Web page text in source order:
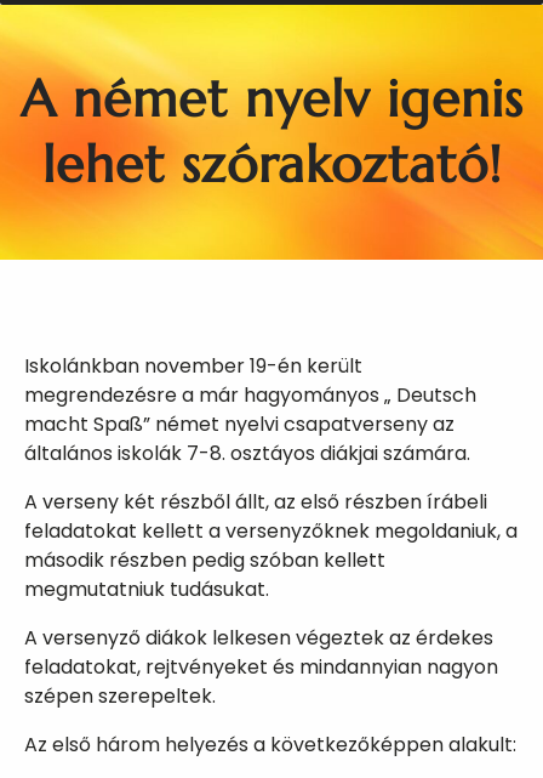
A német nyelv igenis
lehet szórakoztató!
Iskolánkban november 19-én került
megrendezésre a már hagyományos „ Deutsch
macht Spaß” német nyelvi csapatverseny az
általános iskolák 7-8. osztáyos diákjai számára.
A verseny két részből állt, az első részben írábeli
feladatokat kellett a versenyzőknek megoldaniuk, a
második részben pedig szóban kellett
megmutatniuk tudásukat.
A versenyző diákok lelkesen végeztek az érdekes
feladatokat, rejtvényeket és mindannyian nagyon
szépen szerepeltek.
Az első három helyezés a következőképpen alakult: